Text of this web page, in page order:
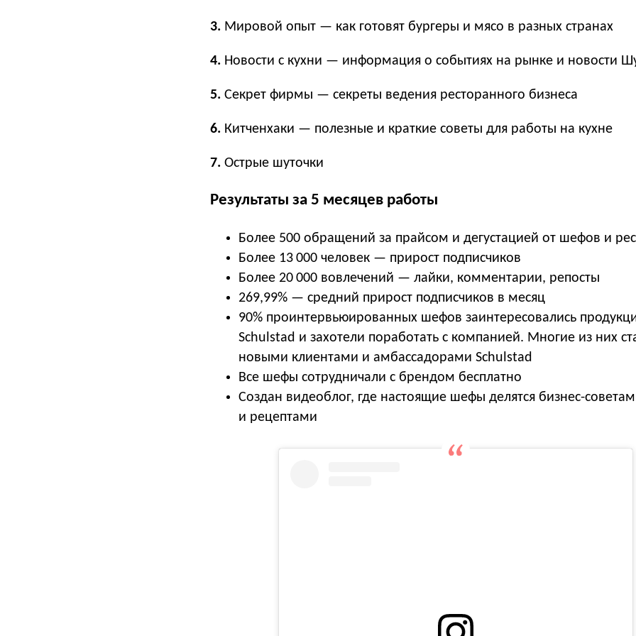
3. Мировой опыт — как готовят бургеры и мясо в разных странах
4. Новости с кухни — информация о событиях на рынке и новости
5. Секрет фирмы — секреты ведения ресторанного бизнеса
6. Китченхаки — полезные и краткие советы для работы на кухне
7. Острые шуточки
Результаты за 5 месяцев работы
Более 500 обращений за прайсом и дегустацией от шефов и
Более 13 000 человек — прирост подписчиков
Более 20 000 вовлечений — лайки, комментарии, репосты
269,99% — средний прирост подписчиков в месяц
90% проинтервьюированных шефов заинтересовались
Schulstad и захотели поработать с компанией. Многие из них
новыми клиентами и амбассадорами Schulstad
Все шефы сотрудничали с брендом бесплатно
Создан видеоблог, где настоящие шефы делятся бизнес-
и рецептами